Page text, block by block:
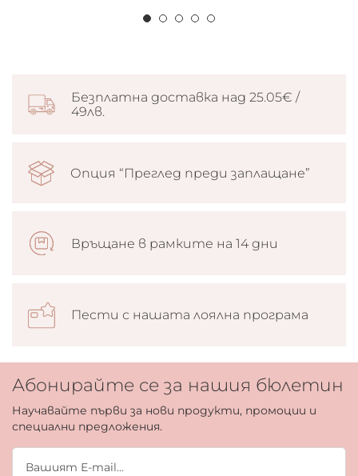
Безплатна доставка над 25.05€ /
49лв.
Опция “Преглед преди заплащане”
Връщане в рамките на 14 дни
Пести с нашата лоялна програма
Абонирайте се за нашия бюлетин
Научавайте първи за нови продукти, промоции и
специални предложения.